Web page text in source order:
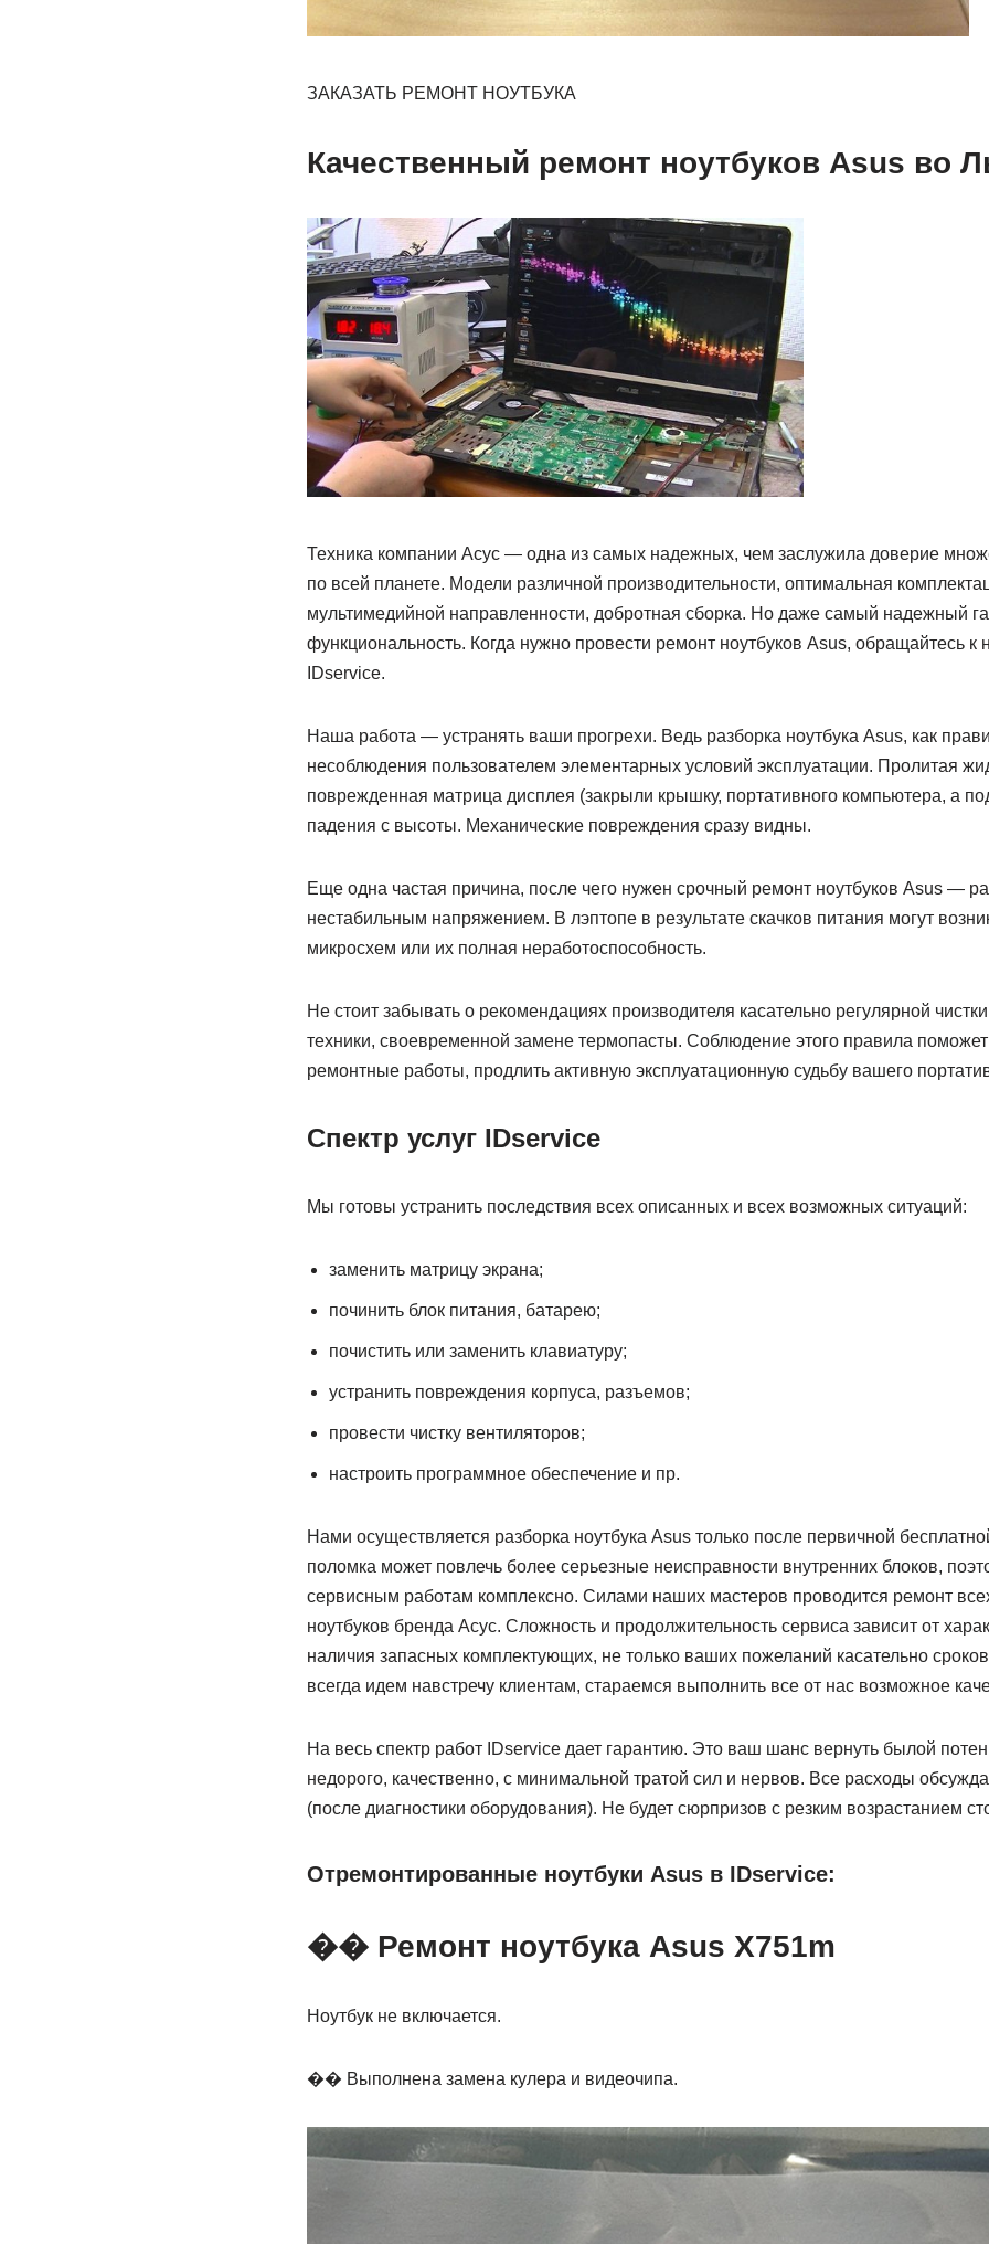
ЗАКАЗАТЬ РЕМОНТ НОУТБУКА
Качественный ремонт ноутбуков Asus во
Техника компании Асус — одна из самых надежных, чем заслужила доверие
по всей планете. Модели различной производительности, оптимальная
мультимедийной направленности, добротная сборка. Но даже самый надежный
функциональность. Когда нужно провести ремонт ноутбуков Asus, обращайтесь к
IDservice.
Наша работа — устранять ваши прогрехи. Ведь разборка ноутбука Asus, как
несоблюдения пользователем элементарных условий эксплуатации. Пролитая
поврежденная матрица дисплея (закрыли крышку, портативного компьютера, а
падения с высоты. Механические повреждения сразу видны.
Еще одна частая причина, после чего нужен срочный ремонт ноутбуков Asus —
нестабильным напряжением. В лэптопе в результате скачков питания могут
микросхем или их полная неработоспособность.
Не стоит забывать о рекомендациях производителя касательно регулярной
техники, своевременной замене термопасты. Соблюдение этого правила
ремонтные работы, продлить активную эксплуатационную судьбу вашего
Спектр услуг IDservice
Мы готовы устранить последствия всех описанных и всех возможных ситуаций:
заменить матрицу экрана;
починить блок питания, батарею;
почистить или заменить клавиатуру;
устранить повреждения корпуса, разъемов;
провести чистку вентиляторов;
настроить программное обеспечение и пр.
Нами осуществляется разборка ноутбука Asus только после первичной
поломка может повлечь более серьезные неисправности внутренних блоков,
сервисным работам комплексно. Силами наших мастеров проводится ремонт
ноутбуков бренда Асус. Сложность и продолжительность сервиса зависит от
наличия запасных комплектующих, не только ваших пожеланий касательно
всегда идем навстречу клиентам, стараемся выполнить все от нас возможное
На весь спектр работ IDservice дает гарантию. Это ваш шанс вернуть былой
недорого, качественно, с минимальной тратой сил и нервов. Все расходы
(после диагностики оборудования). Не будет сюрпризов с резким возрастанием
Отремонтированные ноутбуки Asus в IDservice:
�� Ремонт ноутбука Asus X751m
Ноутбук не включается.
�� Выполнена замена кулера и видеочипа.